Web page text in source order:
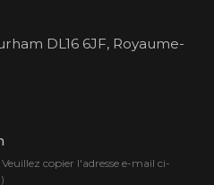
DL16 6JF, Royaume-
copier l'adresse e-mail ci-